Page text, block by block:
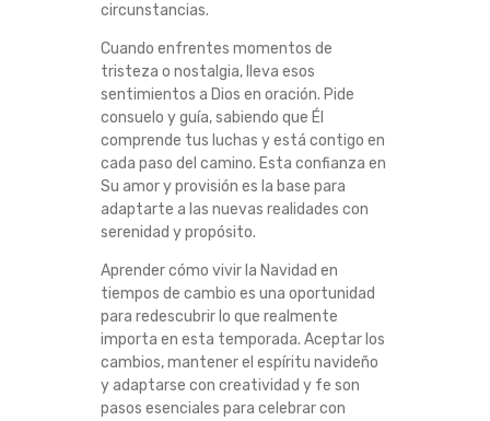
circunstancias.
Cuando enfrentes momentos de
tristeza o nostalgia, lleva esos
sentimientos a Dios en oración. Pide
consuelo y guía, sabiendo que Él
comprende tus luchas y está contigo en
cada paso del camino. Esta confianza en
Su amor y provisión es la base para
adaptarte a las nuevas realidades con
serenidad y propósito.
Aprender cómo vivir la Navidad en
tiempos de cambio es una oportunidad
para redescubrir lo que realmente
importa en esta temporada. Aceptar los
cambios, mantener el espíritu navideño
y adaptarse con creatividad y fe son
pasos esenciales para celebrar con